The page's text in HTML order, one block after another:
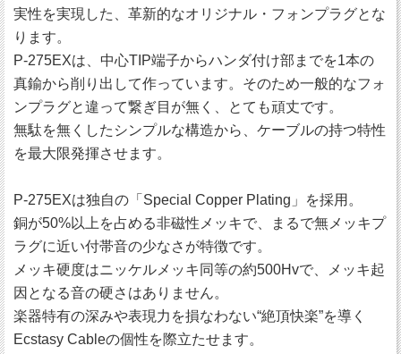
実性を実現した、革新的なオリジナル・フォンプラグとな
ります。
P-275EXは、中心TIP端子からハンダ付け部までを1本の
真鍮から削り出して作っています。そのため一般的なフォ
ンプラグと違って繋ぎ目が無く、とても頑丈です。
無駄を無くしたシンプルな構造から、ケーブルの持つ特性
を最大限発揮させます。
P-275EXは独自の「Special Copper Plating」を採用。
銅が50%以上を占める非磁性メッキで、まるで無メッキプ
ラグに近い付帯音の少なさが特徴です。
メッキ硬度はニッケルメッキ同等の約500Hvで、メッキ起
因となる音の硬さはありません。
楽器特有の深みや表現力を損なわない“絶頂快楽”を導く
Ecstasy Cableの個性を際立たせます。